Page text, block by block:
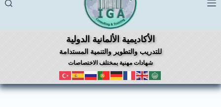
الأكاديمية الألمانية الدولية
للتدريب والتطوير والتنمية المستدامة
شهادات مهنية بمختلف الاختصاصات